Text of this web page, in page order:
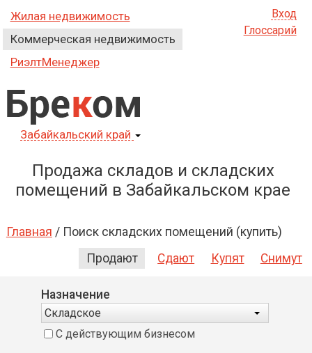
Жилая недвижимость
Коммерческая недвижимость
РиэлтМенеджер
Вход
Глоссарий
Бреком
Забайкальский край
Продажа складов и складских
помещений в Забайкальском крае
Главная / Поиск складских помещений (купить)
Продают
Сдают Купят Снимут
Назначение
Складское
С действующим бизнесом